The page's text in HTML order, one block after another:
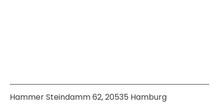
Hammer Steindamm 62, 20535 Hamburg